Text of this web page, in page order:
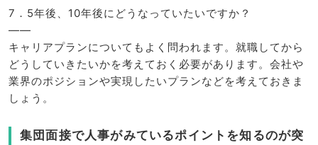
7．5年後、10年後にどうなっていたいですか？
——
キャリアプランについてもよく問われます。就職してから
どうしていきたいかを考えておく必要があります。会社や
業界のポジションや実現したいプランなどを考えておきま
しょう。
集団面接で人事がみているポイントを知るのが突